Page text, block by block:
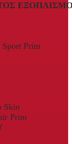
Sport Prim
Skin
Prim